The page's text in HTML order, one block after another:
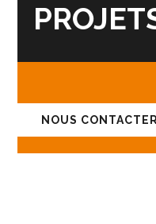
NOUS CONTACTER